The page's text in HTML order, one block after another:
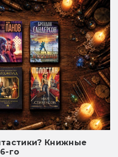
Книжные
го